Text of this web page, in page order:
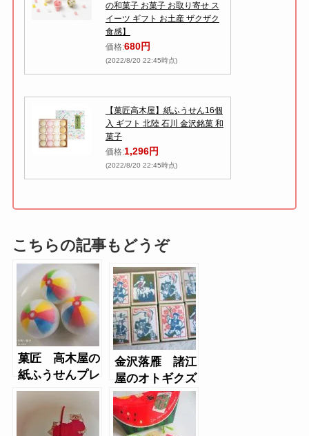
の和菓子 お菓子 お取り寄せ ス
イーツ ギフト お土産 ザクザク
食感】
価格:680円
(2022/8/20 22:45時点)
【菓匠高木屋】紙ふうせん16個
入 ギフト 北陸 石川 金沢銘菓 和
菓子
価格:1,296円
(2022/8/20 22:45時点)
こちらの記事もどうぞ
菓匠 高木屋の
紙ふうせんプレ
ミアム
金沢落雁 諸江
屋のオトギクズ
ユ